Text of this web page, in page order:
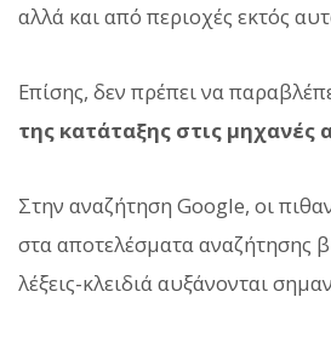
αλλά και από περιοχές εκτός
Επίσης, δεν πρέπει να
της κατάταξης στις μηχανές
Στην αναζήτηση Google, οι
στα αποτελέσματα αναζήτησης
λέξεις-κλειδιά αυξάνονται